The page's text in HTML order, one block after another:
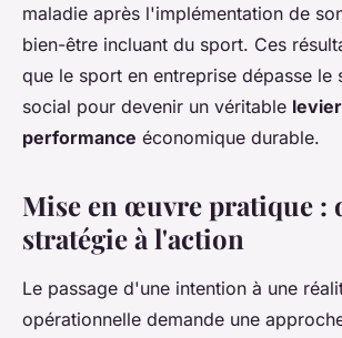
maladie après l'implémentation de
bien-être incluant du sport. Ces
que le sport en entreprise dépasse le
social pour devenir un véritable
performance économique durable.
Mise en œuvre pratique :
stratégie à l'action
Le passage d'une intention à une
opérationnelle demande une